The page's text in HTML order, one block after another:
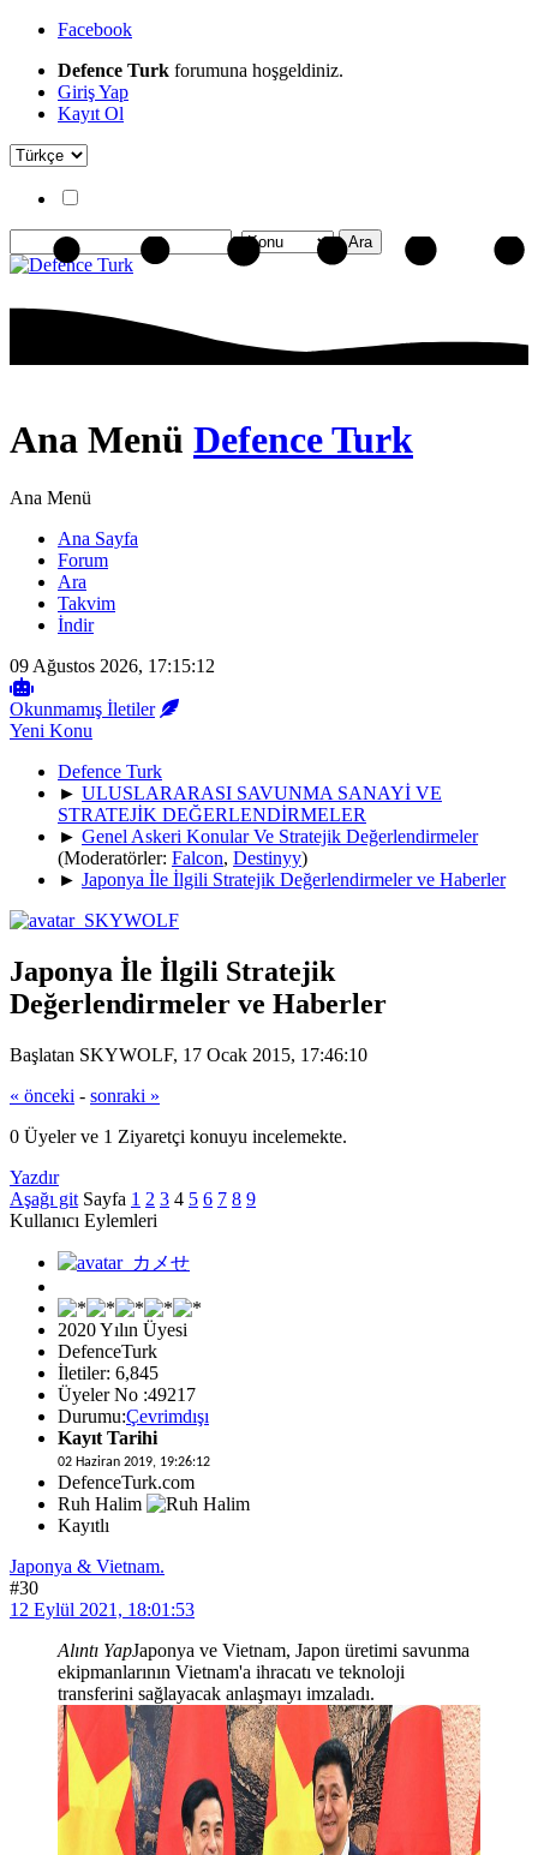
Facebook
Defence Turk forumuna hoşgeldiniz.
Giriş Yap
Kayıt Ol
Ana Menü Defence Turk
Ana Menü
Ana Sayfa
Forum
Ara
Takvim
İndir
09 Ağustos 2026, 17:15:12
Okunmamış İletiler
Yeni Konu
Defence Turk
► ULUSLARARASI SAVUNMA SANAYİ VE
STRATEJİK DEĞERLENDİRMELER
► Genel Askeri Konular Ve Stratejik Değerlendirmeler
(Moderatörler: Falcon, Destinyy)
► Japonya İle İlgili Stratejik Değerlendirmeler ve Haberler
Japonya İle İlgili Stratejik
Değerlendirmeler ve Haberler
Başlatan SKYWOLF, 17 Ocak 2015, 17:46:10
« önceki - sonraki »
0 Üyeler ve 1 Ziyaretçi konuyu incelemekte.
Yazdır
Aşağı git Sayfa 1 2 3 4 5 6 7 8 9
Kullanıcı Eylemleri
2020 Yılın Üyesi
DefenceTurk
İletiler: 6,845
Üyeler No :49217
Durumu:Çevrimdışı
Kayıt Tarihi
02 Haziran 2019, 19:26:12
DefenceTurk.com
Ruh Halim
Kayıtlı
Japonya & Vietnam.
#30
12 Eylül 2021, 18:01:53
Alıntı YapJaponya ve Vietnam, Japon üretimi savunma
ekipmanlarının Vietnam'a ihracatı ve teknoloji
transferini sağlayacak anlaşmayı imzaladı.